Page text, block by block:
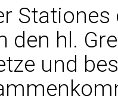
den hl.
und